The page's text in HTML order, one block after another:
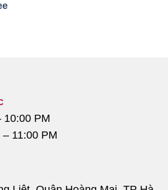
10:00 PM
11:00 PM